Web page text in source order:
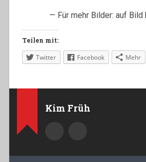
— Für mehr Bilder: auf
Teilen mit:
Twitter Facebook Mehr
Kim Früh